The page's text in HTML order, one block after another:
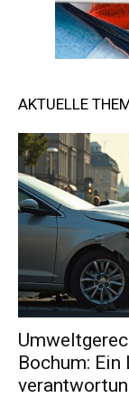
AKTUELLE
Bochum: